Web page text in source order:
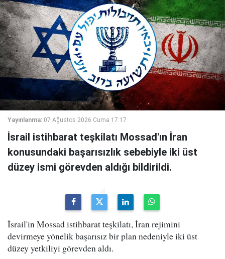
Yayınlanma: 07 Ağustos 2026 Cuma 17:17
İsrail istihbarat teşkilatı Mossad'ın İran
konusundaki başarısızlık sebebiyle iki üst
düzey ismi görevden aldığı bildirildi.
İsrail'in Mossad istihbarat teşkilatı, İran rejimini
devirmeye yönelik başarısız bir plan nedeniyle iki üst
düzey yetkiliyi görevden aldı.